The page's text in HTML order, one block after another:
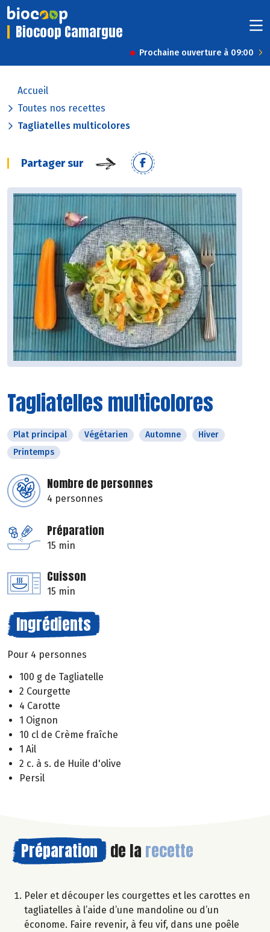
Biocoop Camargue
Prochaine ouverture à 09:00
Accueil
Toutes nos recettes
Tagliatelles multicolores
Partager sur
Tagliatelles multicolores
Plat principal Végétarien Automne
Hiver
Printemps
Nombre de personnes
4 personnes
Préparation
15 min
Cuisson
15 min
Ingrédients
Pour 4 personnes
100 g de Tagliatelle
2 Courgette
4 Carotte
1 Oignon
10 cl de Crème fraîche
1 Ail
2 c. à s. de Huile d'olive
Persil
Préparation de la recette
Peler et découper les courgettes et les carottes en
tagliatelles à l’aide d’une mandoline ou d’un
économe. Faire revenir, à feu vif, dans une poêle